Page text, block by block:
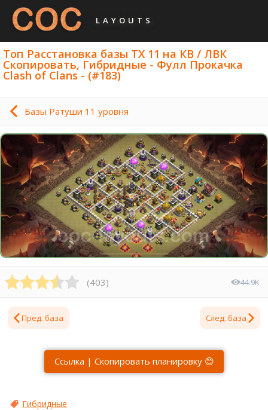
LAYOUTS
Топ Расстановка базы ТХ 11 на КВ / ЛВК
Скопировать, Гибридные - Фулл Прокачка
Clash of Clans - (#183)
Базы Ратуши 11 уровня
(403) 44.9K
Пред. база След. база
Ссылка | Скопировать планировку 😊
Гибридные